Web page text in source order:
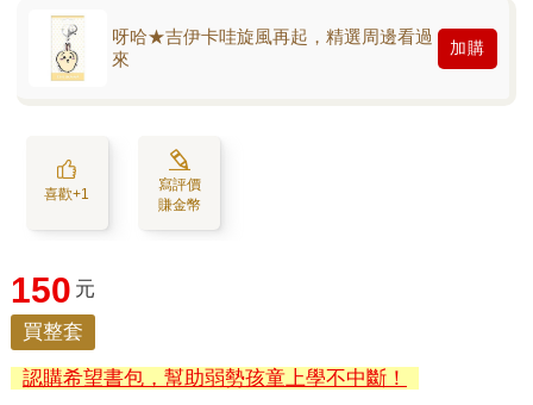
呀哈★吉伊卡哇旋風再起，精選周邊看過
來
加購
喜歡+1
寫評價
賺金幣
150 元
買整套
認購希望書包，幫助弱勢孩童上學不中斷！